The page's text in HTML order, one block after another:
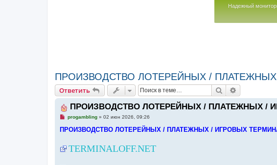
Надежный
ПРОИЗВОДСТВО ЛОТЕРЕЙНЫХ /
Ответить Поиск
ПРОИЗВОДСТВО ЛОТЕРЕЙНЫХ / ПЛАТЕЖНЫХ /
Н
п
ч
и
progambling» 02 июн 2026, 09:26
ПРОИЗВОДСТВО ЛОТЕРЕЙНЫХ / ПЛАТЕЖНЫХ / ИГРОВЫХ
TERMINALOFF.NET